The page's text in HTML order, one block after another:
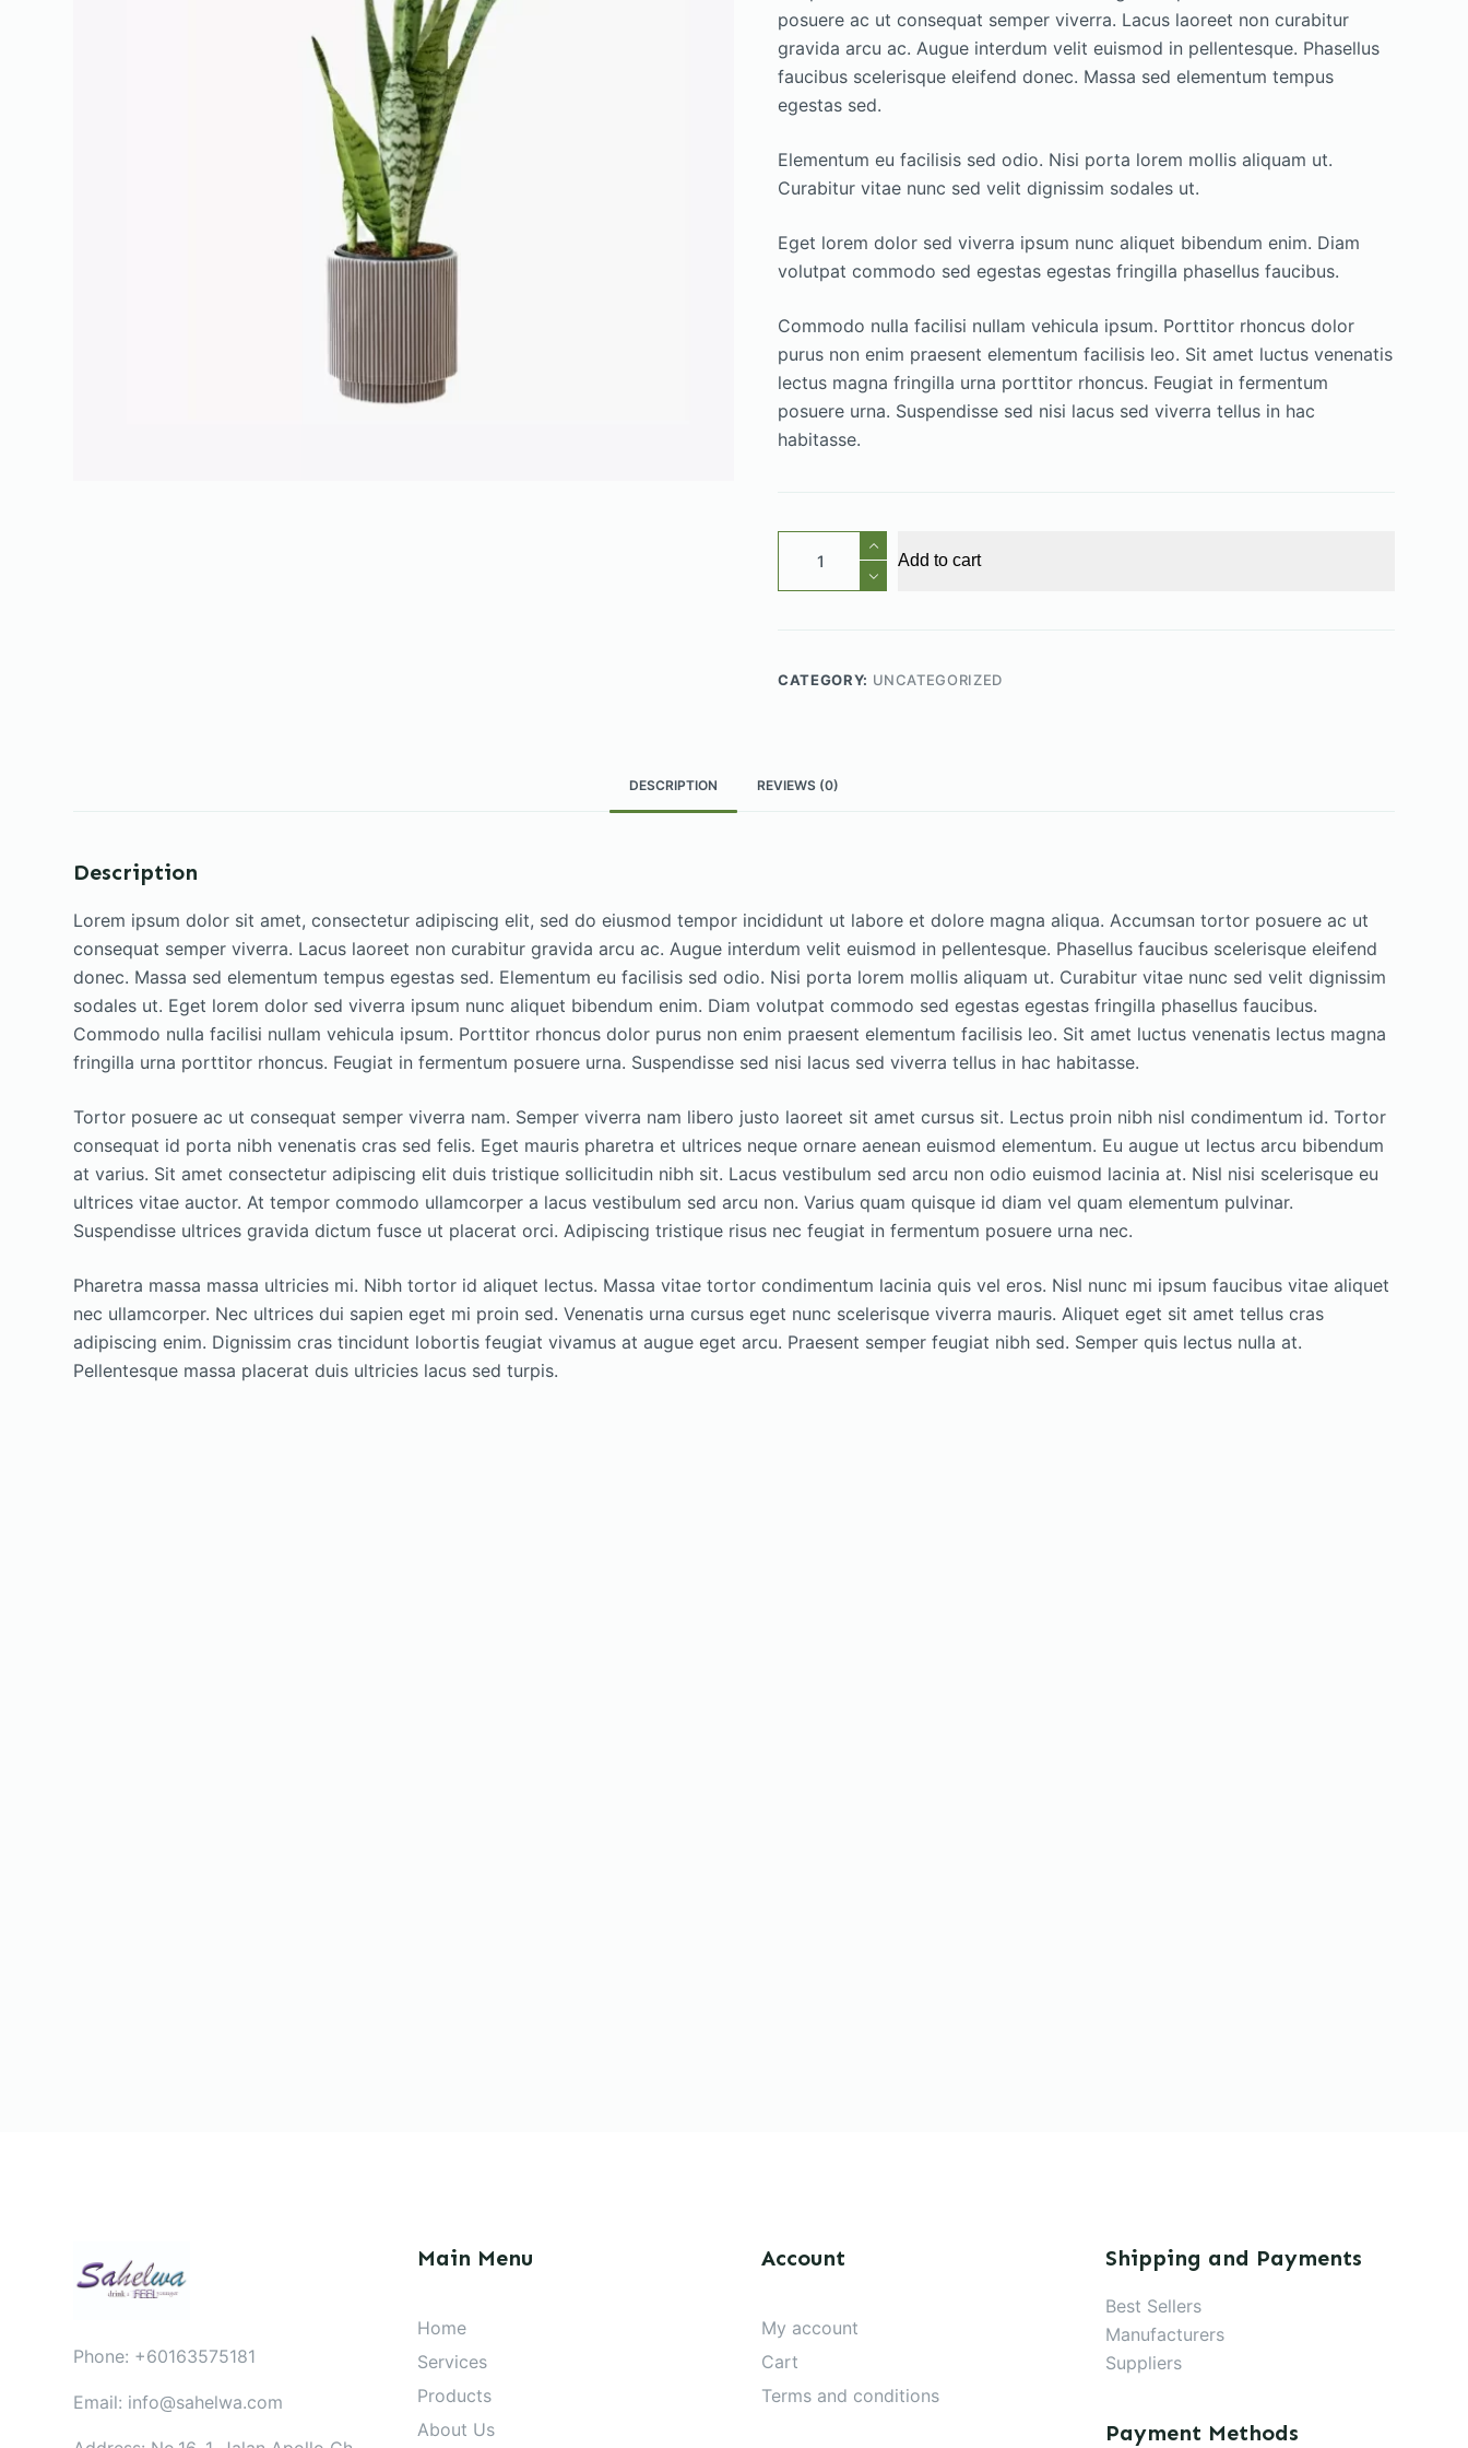
posuere ac ut consequat semper viverra. Lacus laoreet non curabitur
gravida arcu ac. Augue interdum velit euismod in pellentesque. Phasellus
faucibus scelerisque eleifend donec. Massa sed elementum tempus
egestas sed.
Elementum eu facilisis sed odio. Nisi porta lorem mollis aliquam ut.
Curabitur vitae nunc sed velit dignissim sodales ut.
Eget lorem dolor sed viverra ipsum nunc aliquet bibendum enim. Diam
volutpat commodo sed egestas egestas fringilla phasellus faucibus.
Commodo nulla facilisi nullam vehicula ipsum. Porttitor rhoncus dolor
purus non enim praesent elementum facilisis leo. Sit amet luctus venenatis
lectus magna fringilla urna porttitor rhoncus. Feugiat in fermentum
posuere urna. Suspendisse sed nisi lacus sed viverra tellus in hac
habitasse.
Semper
quantity
Add to cart
CATEGORY: UNCATEGORIZED
DESCRIPTION REVIEWS (0)
Description
Lorem ipsum dolor sit amet, consectetur adipiscing elit, sed do eiusmod tempor incididunt ut labore et dolore magna aliqua. Accumsan tortor posuere ac ut
consequat semper viverra. Lacus laoreet non curabitur gravida arcu ac. Augue interdum velit euismod in pellentesque. Phasellus faucibus scelerisque eleifend
donec. Massa sed elementum tempus egestas sed. Elementum eu facilisis sed odio. Nisi porta lorem mollis aliquam ut. Curabitur vitae nunc sed velit dignissim
sodales ut. Eget lorem dolor sed viverra ipsum nunc aliquet bibendum enim. Diam volutpat commodo sed egestas egestas fringilla phasellus faucibus.
Commodo nulla facilisi nullam vehicula ipsum. Porttitor rhoncus dolor purus non enim praesent elementum facilisis leo. Sit amet luctus venenatis lectus magna
fringilla urna porttitor rhoncus. Feugiat in fermentum posuere urna. Suspendisse sed nisi lacus sed viverra tellus in hac habitasse.
Tortor posuere ac ut consequat semper viverra nam. Semper viverra nam libero justo laoreet sit amet cursus sit. Lectus proin nibh nisl condimentum id. Tortor
consequat id porta nibh venenatis cras sed felis. Eget mauris pharetra et ultrices neque ornare aenean euismod elementum. Eu augue ut lectus arcu bibendum
at varius. Sit amet consectetur adipiscing elit duis tristique sollicitudin nibh sit. Lacus vestibulum sed arcu non odio euismod lacinia at. Nisl nisi scelerisque eu
ultrices vitae auctor. At tempor commodo ullamcorper a lacus vestibulum sed arcu non. Varius quam quisque id diam vel quam elementum pulvinar.
Suspendisse ultrices gravida dictum fusce ut placerat orci. Adipiscing tristique risus nec feugiat in fermentum posuere urna nec.
Pharetra massa massa ultricies mi. Nibh tortor id aliquet lectus. Massa vitae tortor condimentum lacinia quis vel eros. Nisl nunc mi ipsum faucibus vitae aliquet
nec ullamcorper. Nec ultrices dui sapien eget mi proin sed. Venenatis urna cursus eget nunc scelerisque viverra mauris. Aliquet eget sit amet tellus cras
adipiscing enim. Dignissim cras tincidunt lobortis feugiat vivamus at augue eget arcu. Praesent semper feugiat nibh sed. Semper quis lectus nulla at.
Pellentesque massa placerat duis ultricies lacus sed turpis.
Phone: +60163575181
Email: info@sahelwa.com
Main Menu
Home
Services
Products
About Us
Account
My account
Cart
Terms and conditions
Shipping and Payments
Best Sellers
Manufacturers
Suppliers
Payment Methods